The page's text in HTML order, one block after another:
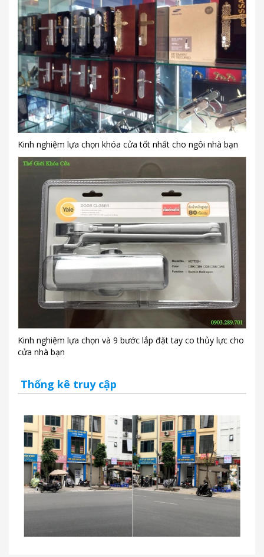
Kinh nghiệm lựa chọn khóa cửa tốt nhất cho ngôi nhà bạn
Kinh nghiệm lựa chọn và 9 bước lắp đặt tay co thủy lực cho
cửa nhà bạn
Thống kê truy cập